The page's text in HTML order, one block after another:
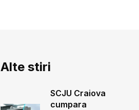
Alte stiri
SCJU Craiova
cumpara